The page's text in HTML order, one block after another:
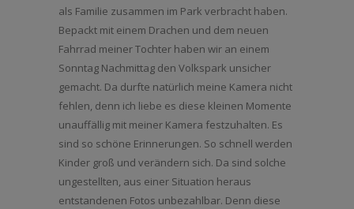
als Familie zusammen im Park verbracht haben.
Bepackt mit einem Drachen und dem neuen
Fahrrad meiner Tochter haben wir an einem
Sonntag Nachmittag den Volkspark unsicher
gemacht. Da durfte natürlich meine Kamera nicht
fehlen, denn ich liebe es diese kleinen Momente
unauffällig mit meiner Kamera festzuhalten. Es
sind so schöne Erinnerungen. So schnell werden
Kinder groß und verändern sich. Da sind solche
ungestellten, aus einer Situation heraus
entstandenen Fotos unbezahlbar. Denn diese